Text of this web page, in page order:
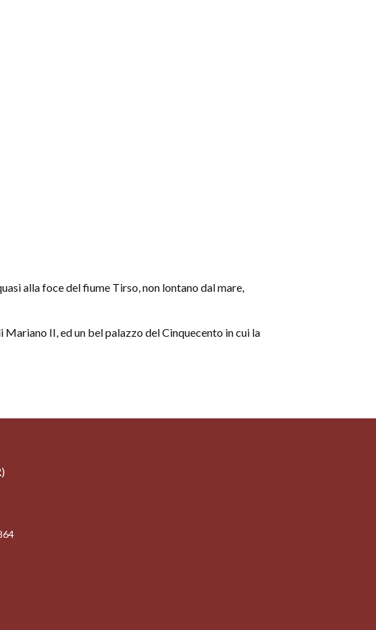
alla foce del fiume Tirso, non lontano dal mare,
II, ed un bel palazzo del Cinquecento in cui la